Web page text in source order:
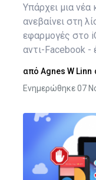
Υπάρχει μια νέα
ανεβαίνει στη
εφαρμογές στο
αντι-Facebook -
από Agnes W Linn
Ενημερώθηκε 07